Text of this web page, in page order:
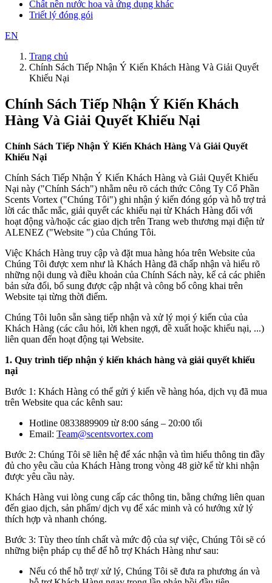
Chất nền nước hoa và ứng dụng khác
Triết lý đóng gói
EN
Trang chủ
Chính Sách Tiếp Nhận Ý Kiến Khách Hàng Và Giải Quyết
Khiếu Nại
Chính Sách Tiếp Nhận Ý Kiến Khách
Hàng Và Giải Quyết Khiếu Nại
Chính Sách Tiếp Nhận Ý Kiến Khách Hàng Và Giải Quyết
Khiếu Nại
Chính Sách Tiếp Nhận Ý Kiến Khách Hàng và Giải Quyết Khiếu
Nại này ("Chính Sách") nhằm nêu rõ cách thức Công Ty Cổ Phần
Scents Vortex ("Chúng Tôi") ghi nhận ý kiến đóng góp và hỗ trợ trả
lời các thắc mắc, giải quyết các khiếu nại từ Khách Hàng đối với
hoạt động và/hoặc các giao dịch trên Trang web thương mại điện tử
ALENEZ ("Website ") của Chúng Tôi.
Việc Khách Hàng truy cập và đặt mua hàng hóa trên Website của
Chúng Tôi được xem như là Khách Hàng đã chấp nhận và hiểu rõ
những nội dung và điều khoản của Chính Sách này, kể cả các phiên
bản sửa đổi, bổ sung được cập nhật và công bố công khai trên
Website tại từng thời điểm.
Chúng Tôi luôn sẵn sàng tiếp nhận và xử lý mọi ý kiến của của
Khách Hàng (các câu hỏi, lời khen ngợi, đề xuất hoặc khiếu nại, ...)
liên quan đến hoạt động tại Website.
1. Quy trình tiếp nhận ý kiến khách hàng và giải quyết khiếu
nại
Bước 1: Khách Hàng có thể gửi ý kiến về hàng hóa, dịch vụ đã mua
trên Website qua các kênh sau:
Hotline 0833889909 từ 8:00 sáng – 20:00 tối
Email: Team@scentsvortex.com
Bước 2: Chúng Tôi sẽ liên hệ để xác nhận và tìm hiểu thông tin đầy
đủ cho yêu cầu của Khách Hàng trong vòng 48 giờ kể từ khi nhận
được yêu cầu này.
Khách Hàng vui lòng cung cấp các thông tin, bằng chứng liên quan
đến giao dịch, sản phẩm/ dịch vụ để xác minh và có hướng xử lý
thích hợp và nhanh chóng.
Bước 3: Tùy theo tính chất và mức độ của sự việc, Chúng Tôi sẽ có
những biện pháp cụ thể để hỗ trợ Khách Hàng như sau:
Nếu có thể hỗ trợ/ xử lý, Chúng Tôi sẽ đưa ra phương án và